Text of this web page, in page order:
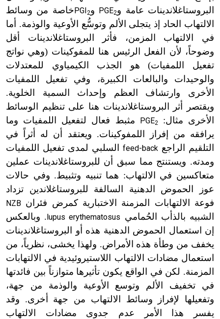
البروستاغلاندينات عامة و PGE2 و PGI 2
خاصة من وسائط
الالتهاب الحاد إذ يتجلى الألم وتوسُّع الأوعية والوذمة. أما
في الالتهاب المزمن، فأثر البروستاغلاندينات أقل
وضوحاً، لأن الفعل الرئيس هنا للمفوكينات (وهي نواتج
تفعيل اللمفيات) هو الجذب الكيمياوي للمعتدلات
والوحيدات والبالعات الكبيرة، وفي تفعيل اللمفيات
الأخرى وارتشاف العظم وإحداث السمية الخلوية.
ويقتصر أثر البروستاغلاندينات هنا على تنظيم الوسائط
الأخرى مثال:
PGE2
مثبط فعال لتفعيل اللمفيات وما
يرافقه من إفراز اللمفوكينات. ويعتقد أن له أثراً في
التلقيم الراجع feed-back السلبي لمدى تفعيل اللمفيات
ومدته. ويستنتج مما سبق أن للبروستاغلاندينات عملين
متعاكسين في الالتهاب: هما تنبيه وتثبيط. وفي حالات
عوز الحموض الدهنية السالفة للبروستاغلاندين تزداد
فوعة الالتهابات المزمنة الاختبارية كمرض فئران NZB
الشبيه بالذأب الحُمامي lupus erythematosus . وبالعكس
إن استعمال الحموض الدهنية هذه أو البروستاغلاندينات
يخفف من وطأة هذه الأمراض. ولهذا يخشى، نظرياً، من
استعمال مضادات الالتهاب اللاستيروئيدية في الالتهابات
المزمنة. لكن في الواقع يكون تأثيرها متوازناً بين فائدتها
في تخفيف الألم وتوسع الأوعية والوذمة من جهة،
وتفعيلها لإفراز وسائط الالتهاب من جهة أخرى. وقد
يفسر هذا الأمر عدم جدوى مضادات الالتهاب